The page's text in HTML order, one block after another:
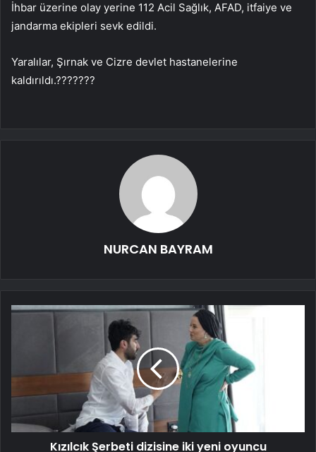
İhbar üzerine olay yerine 112 Acil Sağlık, AFAD, itfaiye ve
jandarma ekipleri sevk edildi.
Yaralılar, Şırnak ve Cizre devlet hastanelerine
kaldırıldı.???????
NURCAN BAYRAM
Kızılcık Şerbeti dizisine iki yeni oyuncu